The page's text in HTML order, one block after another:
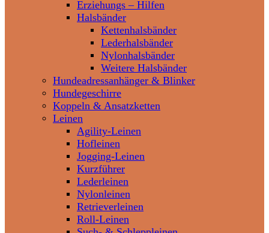
Erziehungs – Hilfen
Halsbänder
Kettenhalsbänder
Lederhalsbänder
Nylonhalsbänder
Weitere Halsbänder
Hundeadressanhänger & Blinker
Hundegeschirre
Koppeln & Ansatzketten
Leinen
Agility-Leinen
Hofleinen
Jogging-Leinen
Kurzführer
Lederleinen
Nylonleinen
Retrieverleinen
Roll-Leinen